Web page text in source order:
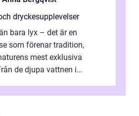
dryckesupplevelser
bara lyx – det är en
som förenar tradition,
mest exklusiva
de djupa vattnen i